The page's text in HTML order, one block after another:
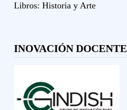
Libros: Historia y Arte
INOVACIÓN DOCENTE